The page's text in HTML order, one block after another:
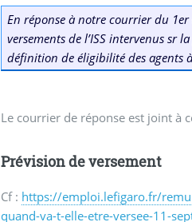
En réponse à notre courrier du 1er
versements de l’ISS intervenus sr
définition de éligibilité des agents
Le courrier de réponse est joint à
Prévision de versement
Cf : https://emploi.lefigaro.fr/
quand-va-t-elle-etre-versee-11-